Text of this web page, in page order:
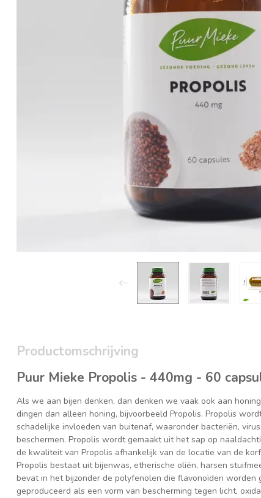
Productomschrijving
Puur Mieke Propolis - 440mg - 60
Als we aan bijen denken, dan denken we vaak ook aan
dingen dan alleen honing, bijvoorbeeld Propolis. Propolis
schadelijke invloeden van buitenaf, waaronder bacteriën,
beschermen. Propolis wordt gemaakt uit het sap op
de kwaliteit van Propolis afhankelijk van de locatie van de
Propolis bestaat uit bijenwas, etherische oliën, harsen
bevat in het bijzonder de polyfenolen die flavonoïden worden
geproduceerd als een vorm van bescherming tegen licht,